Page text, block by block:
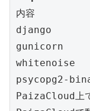
内容
django
gunicorn
whitenoise
psycopg2-
PaizaCloud上